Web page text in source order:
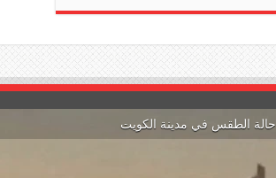
حالة الطقس في مدينة الكويت